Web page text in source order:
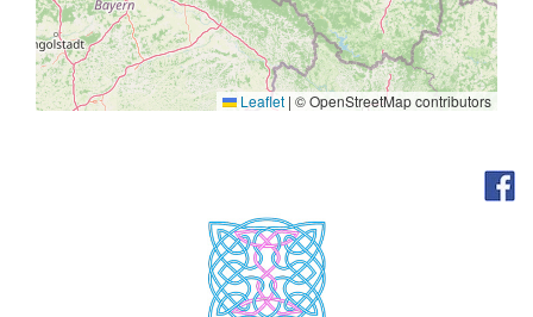
Leaflet | © OpenStreetMap contributors